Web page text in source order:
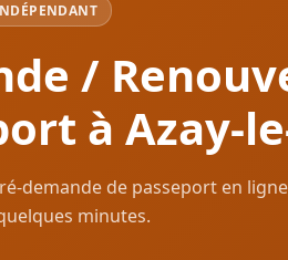
/
à Azay-
demande de passeport en
minutes.